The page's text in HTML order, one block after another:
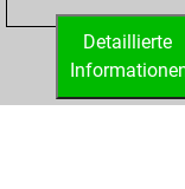
Detaillierte